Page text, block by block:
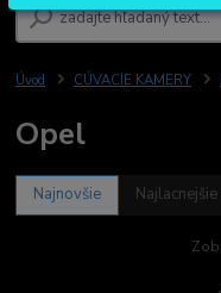
Úvod CÚVACIE KAMERY
Opel
Najnovšie Najlacnejšie